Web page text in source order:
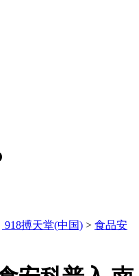
918搏天堂(中国) > 食品安